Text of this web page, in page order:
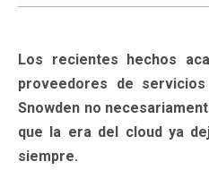
Los recientes hechos
proveedores de
Snowden no
que la era del cloud ya
siempre.